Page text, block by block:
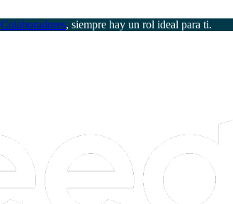
Colaboradores, siempre hay un rol ideal para ti.